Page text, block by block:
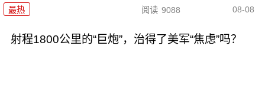
最热 阅读 9088 08-08
射程1800公里的“巨炮”，治得了美军“焦虑”吗？